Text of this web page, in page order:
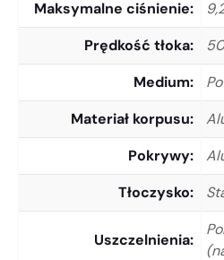
Maksymalne ciśnienie
Prędkość tłoka
Medium
Materiał korpusu
Pokrywy
Tłoczysko
Uszczelnienia